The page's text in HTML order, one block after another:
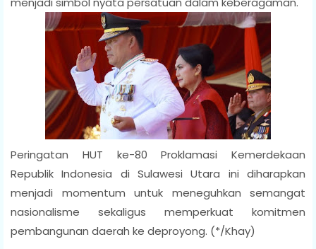
Peringatan HUT ke-80 Proklamasi Kemerdekaan
Republik Indonesia di Sulawesi Utara ini diharapkan
menjadi momentum untuk meneguhkan semangat
nasionalisme sekaligus memperkuat komitmen
pembangunan daerah ke deproyong. (*/Khay)